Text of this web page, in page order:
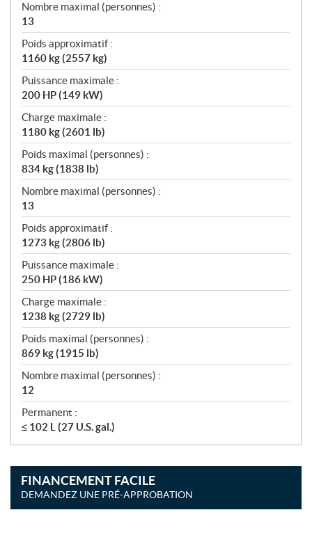
Nombre maximal (personnes) :
13
Poids approximatif :
1160 kg (2557 kg)
Puissance maximale :
200 HP (149 kW)
Charge maximale :
1180 kg (2601 lb)
Poids maximal (personnes) :
834 kg (1838 lb)
Nombre maximal (personnes) :
13
Poids approximatif :
1273 kg (2806 lb)
Puissance maximale :
250 HP (186 kW)
Charge maximale :
1238 kg (2729 lb)
Poids maximal (personnes) :
869 kg (1915 lb)
Nombre maximal (personnes) :
12
Permanent :
≤ 102 L (27 U.S. gal.)
FINANCEMENT FACILE
DEMANDEZ UNE PRÉ-APPROBATION